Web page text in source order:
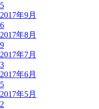
5
2017年9月
6
2017年8月
9
2017年7月
3
2017年6月
5
2017年5月
2